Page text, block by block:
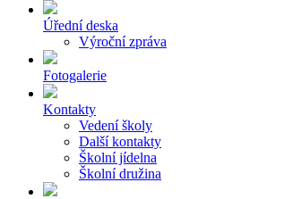
Úřední deska
Výroční zpráva
Fotogalerie
Kontakty
Vedení školy
Další kontakty
Školní jídelna
Školní družina